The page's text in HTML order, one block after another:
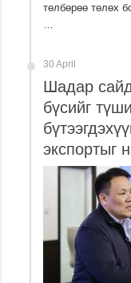
төлбөрөө төлөх
…
30 April
Шадар
бүсийг
экспортыг